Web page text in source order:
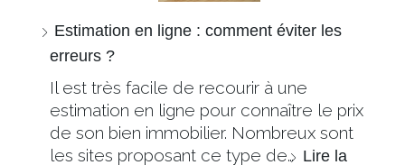
Estimation en ligne : comment éviter les
erreurs ?
Il est très facile de recourir à une
estimation en ligne pour connaître le prix
de son bien immobilier. Nombreux sont
les sites proposant ce type de… Lire la